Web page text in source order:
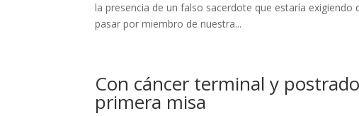
la presencia de un falso sacerdote que estaría
pasar por miembro de nuestra...
Con cáncer terminal y
primera misa